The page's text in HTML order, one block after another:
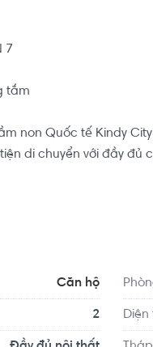
7
tắm
non Quốc tế Kindy
di chuyển với đầy
Căn hộ
2 Diện